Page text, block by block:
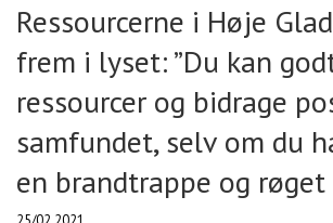
Ressourcerne i Høje
frem i lyset: ”Du kan
ressourcer og bidrage
samfundet, selv om du
en brandtrappe og røget